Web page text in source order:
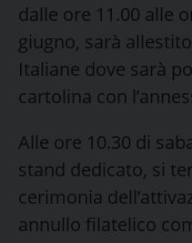
dalle ore 11.00 alle
giugno, sarà
Italiane dove sarà
cartolina con
Alle ore 10.30 di
stand dedicato, si
cerimonia
annullo filatelico